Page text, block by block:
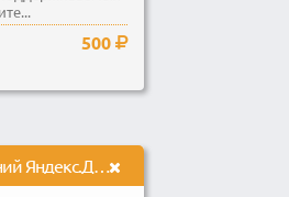
500
До 4000 дочитываний Яндекс.Дзен